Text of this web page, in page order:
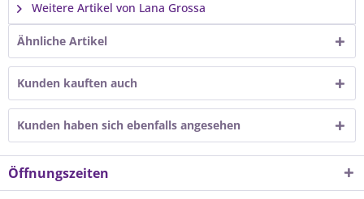
Weitere Artikel von Lana Grossa
Ähnliche Artikel
Kunden kauften auch
Kunden haben sich ebenfalls angesehen
Öffnungszeiten